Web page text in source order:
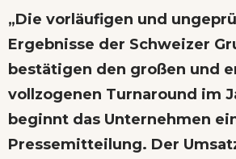
„Die vorläufigen und
Ergebnisse der Schweizer
bestätigen den großen und
vollzogenen Turnaround im
beginnt das Unternehmen
Pressemitteilung. Der